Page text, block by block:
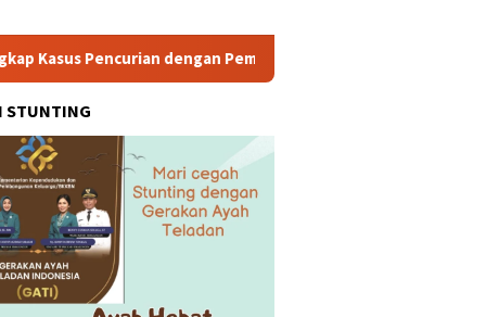
dengan Pemberatan, Tiga Pelaku Diamankan
STUNTING